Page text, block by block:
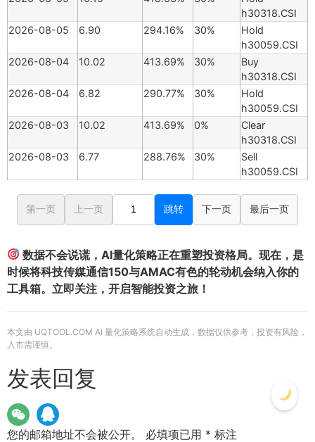
h30318.CSI
2026-08-05
6.90 294.16% 30%
Hold
h30059.CSI
2026-08-04
10.02 413.69% 30%
Buy
h30318.CSI
2026-08-04
6.82 290.77% 30%
Hold
h30059.CSI
2026-08-03
10.02 413.69% 0%
Clear
h30318.CSI
2026-08-03
6.77 288.76% 30%
Sell
h30059.CSI
第一页 上一页 跳转 下一页 最后一页
数据不会说谎，AI量化策略正在重塑投资格局。现在，是
时候将科技传媒通信150与AMAC有色的轮动机会纳入你的
工具箱。立即关注，开启智能投资之旅！
本文由 UQTOOL.COM AI 量化策略系统自动生成，数据仅供参考，投资有风险，
入市需谨慎。
发表回复
您的邮箱地址不会被公开。 必填项已用 * 标注